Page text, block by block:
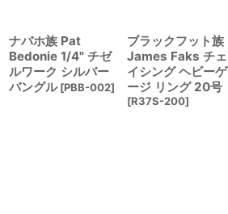
ナバホ族 Pat
Bedonie 1/4" チゼ
ルワーク シルバー
バングル [PBB-002]
ブラックフット族
James Faks チェ
イシング ヘビーゲ
ージ リング 20号
[R37S-200]